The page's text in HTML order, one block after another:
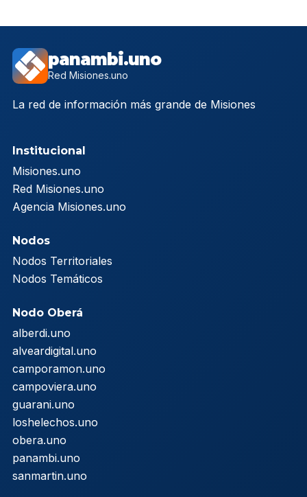
panambi.uno
Red Misiones.uno
La red de información más grande de Misiones
Institucional
Misiones.uno
Red Misiones.uno
Agencia Misiones.uno
Nodos
Nodos Territoriales
Nodos Temáticos
Nodo Oberá
alberdi.uno
alveardigital.uno
camporamon.uno
campoviera.uno
guarani.uno
loshelechos.uno
obera.uno
panambi.uno
sanmartin.uno